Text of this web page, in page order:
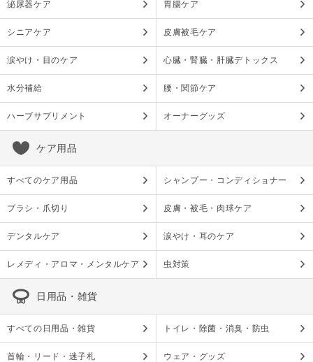
泌尿器ケア 胃腸ケア
シニアケア 皮膚被毛ケア
涙やけ・目のケア 心臓・腎臓・肝臓デトックス
水分補給 腰・関節ケア
ハーブサプリメント オーナーグッズ
ケア用品
すべてのケア用品 シャンプー・コンディショナー
ブラシ・爪切り 皮膚・被毛・肉球ケア
デンタルケア 涙やけ・耳のケア
レメディ・アロマ・メンタルケア 虫対策
日用品・雑貨
すべての日用品・雑貨 トイレ・除菌・消臭・防虫
首輪・リード・迷子札 ウェア・グッズ